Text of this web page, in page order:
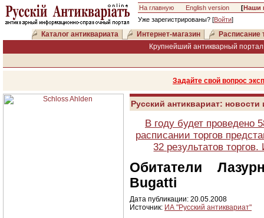
На главную English version [Наши
Уже зарегистрированы? [Войти]
Каталог антиквариата Интернет-магазин
Расписание
Крупнейший антикварный
Задайте свой вопрос
Русский антиквариат:
В году будет проведено
расписании торгов
32 результатов
Обитатели
Bugatti
Дата публикации: 20.05.2008
Источник: ИА "Русский антиквариат"